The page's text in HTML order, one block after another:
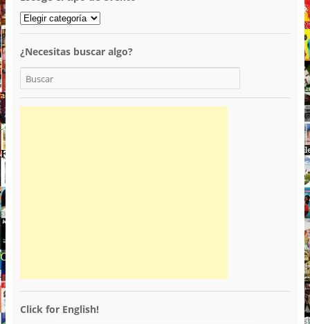
¿Necesitas buscar algo?
Click for English!